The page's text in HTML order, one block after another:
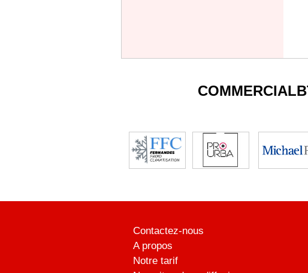
Contactez-nous
A propos
Notre tarif